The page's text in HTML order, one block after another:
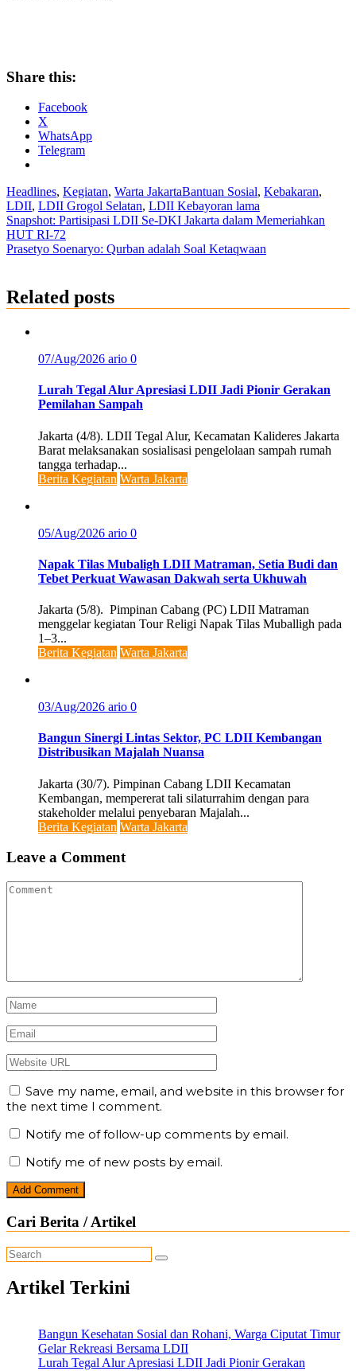
Share this:
Facebook
X
WhatsApp
Telegram
Headlines, Kegiatan, Warta JakartaBantuan Sosial, Kebakaran,
LDII, LDII Grogol Selatan, LDII Kebayoran lama
Post
navigation
Snapshot: Partisipasi LDII Se-DKI Jakarta dalam Memeriahkan
HUT RI-72
Prasetyo Soenaryo: Qurban adalah Soal Ketaqwaan
Related posts
07/Aug/2026 ario 0
Lurah Tegal Alur Apresiasi LDII Jadi Pionir Gerakan
Pemilahan Sampah
Jakarta (4/8). LDII Tegal Alur, Kecamatan Kalideres Jakarta
Barat melaksanakan sosialisasi pengelolaan sampah rumah
tangga terhadap...
Berita Kegiatan Warta Jakarta
05/Aug/2026 ario 0
Napak Tilas Mubaligh LDII Matraman, Setia Budi dan
Tebet Perkuat Wawasan Dakwah serta Ukhuwah
Jakarta (5/8). Pimpinan Cabang (PC) LDII Matraman
menggelar kegiatan Tour Religi Napak Tilas Muballigh pada
1–3...
Berita Kegiatan Warta Jakarta
03/Aug/2026 ario 0
Bangun Sinergi Lintas Sektor, PC LDII Kembangan
Distribusikan Majalah Nuansa
Jakarta (30/7). Pimpinan Cabang LDII Kecamatan
Kembangan, mempererat tali silaturrahim dengan para
stakeholder melalui penyebaran Majalah...
Berita Kegiatan Warta Jakarta
Leave a Comment
Save my name, email, and website in this browser for
the next time I comment.
Notify me of follow-up comments by email.
Notify me of new posts by email.
Cari Berita / Artikel
Artikel Terkini
Bangun Kesehatan Sosial dan Rohani, Warga Ciputat Timur
Gelar Rekreasi Bersama LDII
Lurah Tegal Alur Apresiasi LDII Jadi Pionir Gerakan